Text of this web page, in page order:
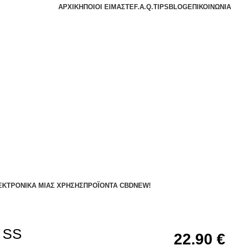
ΑΡΧΙΚΉ ΠΟΙΟΙ ΕΊΜΑΣΤΕF.A.Q.TIPS BLOGΕΠΙΚΟΙΝΩΝΊΑ
ΜΙΑΣ ΧΡΉΣΗΣΠΡΟΪΌΝΤΑ CBDNEW!
22.90 €